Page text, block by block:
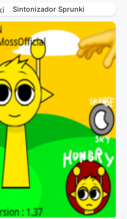
Sintonizador Sprunki